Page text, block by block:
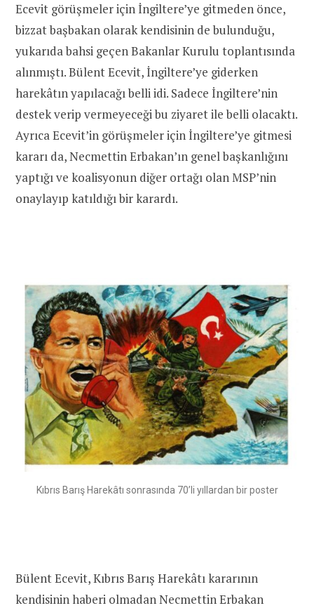
Ecevit görüşmeler için İngiltere’ye gitmeden önce,
bizzat başbakan olarak kendisinin de bulunduğu,
yukarıda bahsi geçen Bakanlar Kurulu toplantısında
alınmıştı. Bülent Ecevit, İngiltere’ye giderken
harekâtın yapılacağı belli idi. Sadece İngiltere’nin
destek verip vermeyeceği bu ziyaret ile belli olacaktı.
Ayrıca Ecevit’in görüşmeler için İngiltere’ye gitmesi
kararı da, Necmettin Erbakan’ın genel başkanlığını
yaptığı ve koalisyonun diğer ortağı olan MSP’nin
onaylayıp katıldığı bir karardı.
Kıbrıs Barış Harekâtı sonrasında 70’li yıllardan bir poster
Bülent Ecevit, Kıbrıs Barış Harekâtı kararının
kendisinin haberi olmadan Necmettin Erbakan